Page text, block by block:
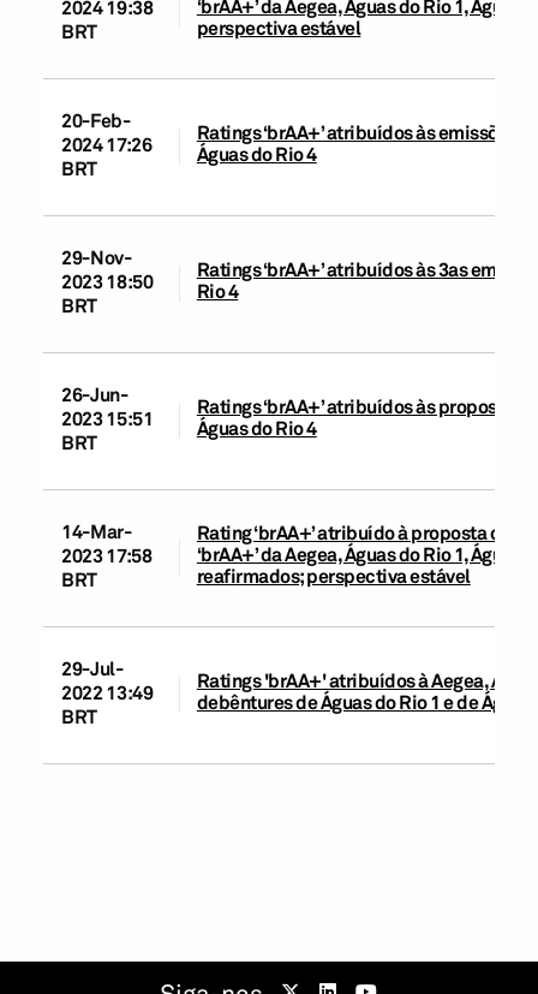
2024 19:38
BRT
‘brAA+’ da Aegea, Águas do Rio 1,
perspectiva estável
20-Feb-
2024 17:26
BRT
Ratings ‘brAA+’ atribuídos às emissões
Águas do Rio 4
29-Nov-
2023 18:50
BRT
Ratings ‘brAA+’ atribuídos às 3as
Rio 4
26-Jun-
2023 15:51
BRT
Ratings ‘brAA+’ atribuídos às propostas
Águas do Rio 4
14-Mar-
2023 17:58
BRT
Rating ‘brAA+’ atribuído à proposta de
‘brAA+’ da Aegea, Águas do Rio 1,
reafirmados; perspectiva estável
29-Jul-
2022 13:49
BRT
Ratings 'brAA+' atribuídos à Aegea,
debêntures de Águas do Rio 1 e de